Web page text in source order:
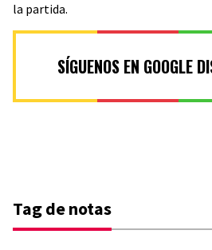
la partida.
SÍGUENOS EN GOOGLE
Tag de notas